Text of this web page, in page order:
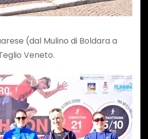
(dal Mulino di Boldara a
Veneto.